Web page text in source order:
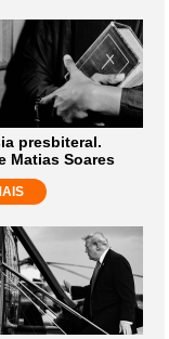
presbiteral.
Matias Soares